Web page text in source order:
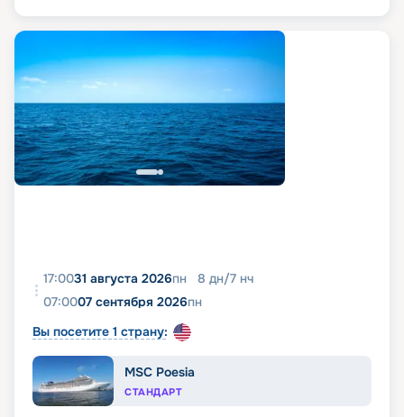
17:0031 августа 2026пн 8 дн/7 нч
07:0007 сентября 2026пн
Вы посетите 1 страну:
MSC Poesia
СТАНДАРТ